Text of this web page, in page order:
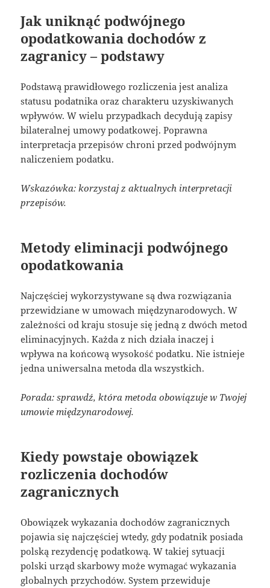
Jak uniknąć podwójnego
opodatkowania dochodów z
zagranicy – podstawy
Podstawą prawidłowego rozliczenia jest analiza
statusu podatnika oraz charakteru uzyskiwanych
wpływów. W wielu przypadkach decydują zapisy
bilateralnej umowy podatkowej. Poprawna
interpretacja przepisów chroni przed podwójnym
naliczeniem podatku.
Wskazówka: korzystaj z aktualnych interpretacji
przepisów.
Metody eliminacji podwójnego
opodatkowania
Najczęściej wykorzystywane są dwa rozwiązania
przewidziane w umowach międzynarodowych. W
zależności od kraju stosuje się jedną z dwóch metod
eliminacyjnych. Każda z nich działa inaczej i
wpływa na końcową wysokość podatku. Nie istnieje
jedna uniwersalna metoda dla wszystkich.
Porada: sprawdź, która metoda obowiązuje w Twojej
umowie międzynarodowej.
Kiedy powstaje obowiązek
rozliczenia dochodów
zagranicznych
Obowiązek wykazania dochodów zagranicznych
pojawia się najczęściej wtedy, gdy podatnik posiada
polską rezydencję podatkową. W takiej sytuacji
polski urząd skarbowy może wymagać wykazania
globalnych przychodów. System przewiduje